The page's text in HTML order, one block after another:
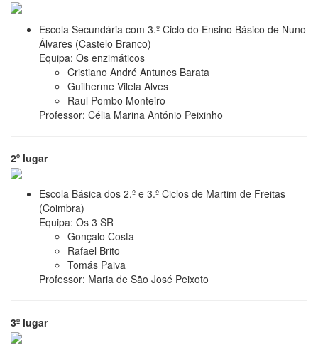
Escola Secundária com 3.º Ciclo do Ensino Básico de Nuno
Álvares (Castelo Branco)
Equipa: Os enzimáticos
Cristiano André Antunes Barata
Guilherme Vilela Alves
Raul Pombo Monteiro
Professor: Célia Marina António Peixinho
2º lugar
Escola Básica dos 2.º e 3.º Ciclos de Martim de Freitas
(Coimbra)
Equipa: Os 3 SR
Gonçalo Costa
Rafael Brito
Tomás Paiva
Professor: Maria de São José Peixoto
3º lugar